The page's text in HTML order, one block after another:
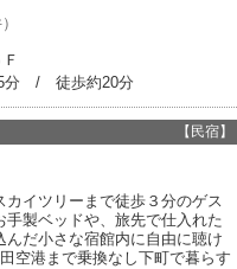
分 / 徒歩約20分
【民宿】
イツリーまで徒歩３分のゲス
製ベッドや、旅先で仕入れた
だ小さな宿館内に自由に聴け
空港まで乗換なし下町で暮らす